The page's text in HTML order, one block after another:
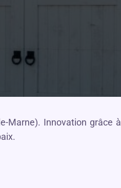
Marne). Innovation grâce à